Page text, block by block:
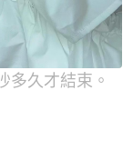
多久才結束。